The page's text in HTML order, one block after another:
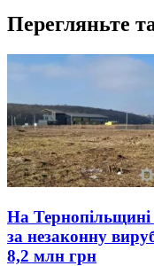
Перегляньте
На Тернопільщині
за незаконну
8,2 млн грн